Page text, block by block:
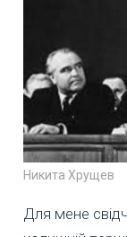
Никита Хрущев
Для мене